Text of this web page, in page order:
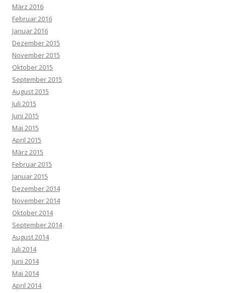
März 2016
Februar 2016
Januar 2016
Dezember 2015
November 2015
Oktober 2015
September 2015
August 2015
Juli 2015
Juni 2015
Mai 2015
April 2015
März 2015
Februar 2015
Januar 2015
Dezember 2014
November 2014
Oktober 2014
September 2014
August 2014
Juli 2014
Juni 2014
Mai 2014
April 2014